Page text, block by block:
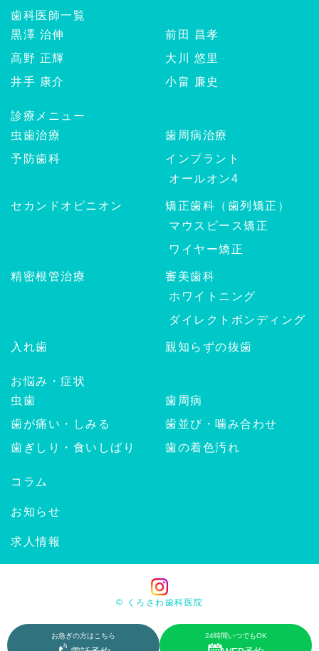
歯科医師一覧
黒澤 治伸
前田 昌孝
髙野 正輝
大川 悠里
井手 康介
小畠 廉史
診療メニュー
虫歯治療
歯周病治療
予防歯科
インプラント
オールオン4
セカンドオピニオン
矯正歯科（歯列矯正）
マウスピース矯正
ワイヤー矯正
精密根管治療
審美歯科
ホワイトニング
ダイレクトボンディング
入れ歯 親知らずの抜歯
お悩み・症状
虫歯
歯周病
歯が痛い・しみる
歯並び・噛み合わせ
歯ぎしり・食いしばり
歯の着色汚れ
コラム
お知らせ
求人情報
© くろさわ歯科医院
お急ぎの方はこちら 24時間いつでもOK